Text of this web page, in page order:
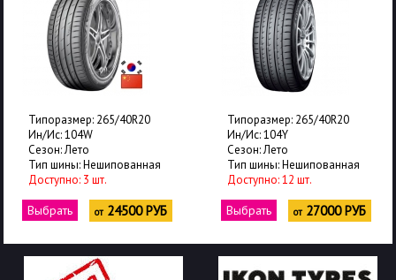
Типоразмер: 265/40R20
Ин/Ис: 104W
Сезон: Лето
Тип шины: Нешипованная
Доступно: 3 шт.
Выбрать от24500 РУБ
Типоразмер: 265/40R20
Ин/Ис: 104Y
Сезон: Лето
Тип шины: Нешипованная
Доступно: 12 шт.
Выбрать от27000 РУБ